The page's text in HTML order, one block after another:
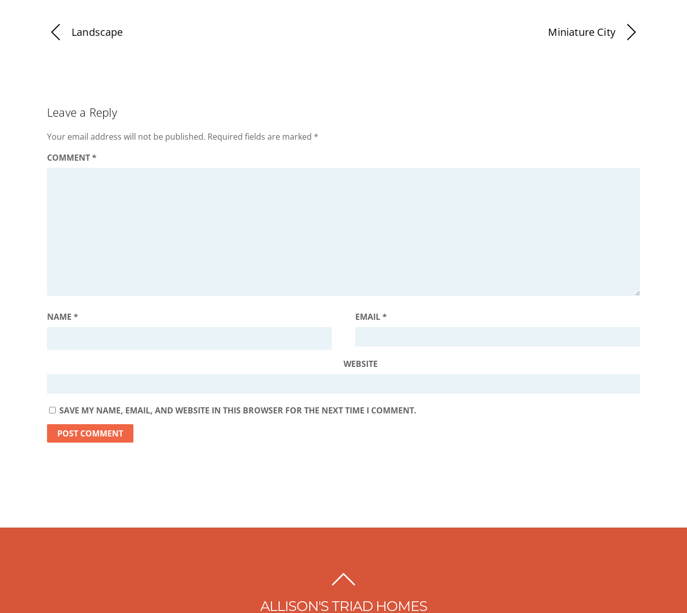
Landscape Miniature City
Leave a Reply
Your email address will not be published. Required fields are marked *
COMMENT*
NAME * EMAIL*
WEBSITE
SAVE MY NAME, EMAIL, AND WEBSITE IN THIS BROWSER FOR THE NEXT TIME I COMMENT.
TOP
ALLISON'S TRIAD HOMES